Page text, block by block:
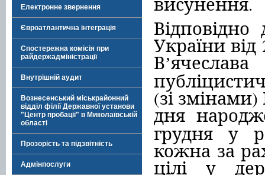
Електронне звернення
Євроатлантична інтеграція
Спостережна комісія при
райдержадміністрації
Внутрішній аудит
Вознесенський міськрайонний
відділ філії Державної установи
"Центр пробації" в Миколаївській
області
Прозорість та підзвітність
Адмінпослуги
Відповідно
України
Вʼячеслава
(зі змінами)
дня
грудня у
кожна за
цілі у